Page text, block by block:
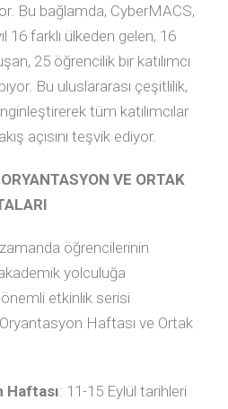
Bu bağlamda, CyberMACS,
16 farklı ülkeden gelen, 16
25 öğrencilik bir katılımcı
Bu uluslararası çeşitlilik,
tüm katılımcılar
açısını teşvik ediyor.
VE ORTAK
öğrencilerinin
yolculuğa
etkinlik serisi
Haftası ve Ortak
Haftası: 11-15 Eylül tarihleri